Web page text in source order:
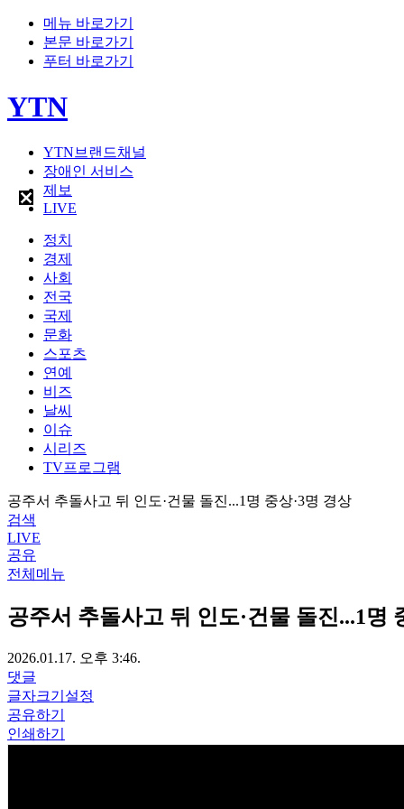
메뉴 바로가기
본문 바로가기
푸터 바로가기
YTN
YTN브랜드채널
장애인 서비스
제보
LIVE
정치
경제
사회
전국
국제
문화
스포츠
연예
비즈
날씨
이슈
시리즈
TV프로그램
공주서 추돌사고 뒤 인도·건물 돌진...1명 중상·3명 경상
검색
LIVE
공유
전체메뉴
공주서 추돌사고 뒤 인도·건물 돌진...1명
2026.01.17. 오후 3:46.
댓글
글자크기설정
공유하기
인쇄하기